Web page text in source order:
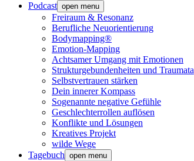
Podcast open menu
Freiraum & Resonanz
Berufliche Neuorientierung
Bodymapping®
Emotion-Mapping
Achtsamer Umgang mit Emotionen
Strukturgebundenheiten und Traumata
Selbstvertrauen stärken
Dein innerer Kompass
Sogenannte negative Gefühle
Geschlechterrollen auflösen
Konflikte und Lösungen
Kreatives Projekt
wilde Wege
Tagebuch open menu